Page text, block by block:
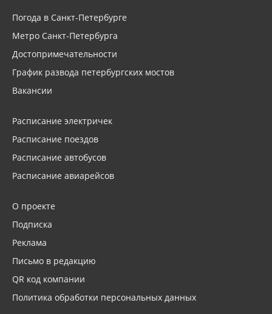
Погода в Санкт-Петербурге
Метро Санкт-Петербурга
Достопримечательности
График развода петербургских мостов
Вакансии
Расписание электричек
Расписание поездов
Расписание автобусов
Расписание авиарейсов
О проекте
Подписка
Реклама
Письмо в редакцию
QR код компании
Политика обработки персональных данных